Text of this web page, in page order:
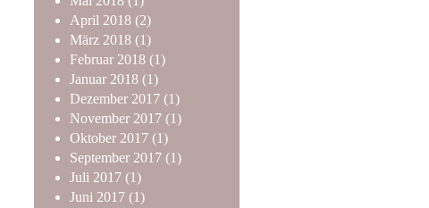
April 2018 (2)
März 2018 (1)
Februar 2018 (1)
Januar 2018 (1)
Dezember 2017 (1)
November 2017 (1)
Oktober 2017 (1)
September 2017 (1)
Juli 2017 (1)
Juni 2017 (1)